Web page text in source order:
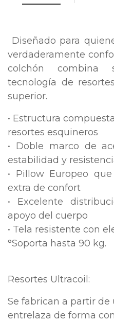
Diseñado para
verdaderamente
colchón combina
tecnología de
superior.
• Estructura
resortes esquineros
• Doble marco de
estabilidad y
• Pillow Europeo
extra de confort
• Excelente
apoyo del cuerpo
• Tela resistente con
°Soporta hasta 90 kg.
Resortes Ultracoil:
Se fabrican a partir de
entrelaza de forma